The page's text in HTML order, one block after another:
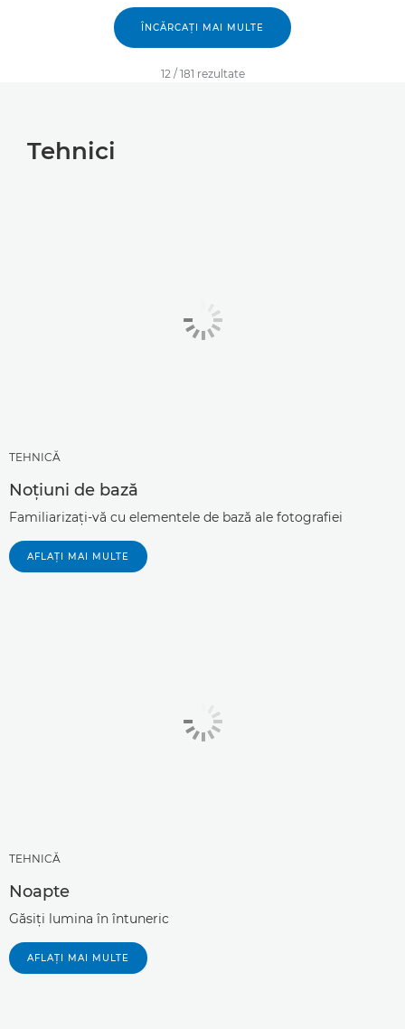
ÎNCĂRCAŢI MAI MULTE
12 / 181 rezultate
Tehnici
TEHNICĂ
Noţiuni de bază
Familiarizaţi-vă cu elementele de bază ale fotografiei
AFLAŢI MAI MULTE
TEHNICĂ
Noapte
Găsiţi lumina în întuneric
AFLAŢI MAI MULTE